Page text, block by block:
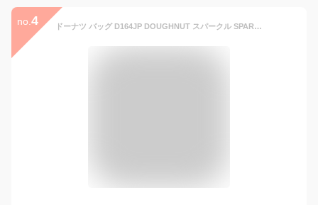
no. 4 ドーナツ バッグ D164JP DOUGHNUT スパークル SPARKLE 2L 撥水 サコッシュ ショルダーバッグ バック レディース メンズ 男女兼用 ab-405600